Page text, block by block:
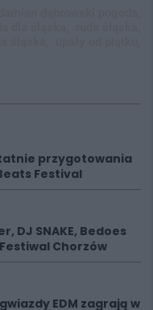
przygotowania
Festival
DJ SNAKE, Bedoes
Festiwal Chorzów
EDM zagrają w